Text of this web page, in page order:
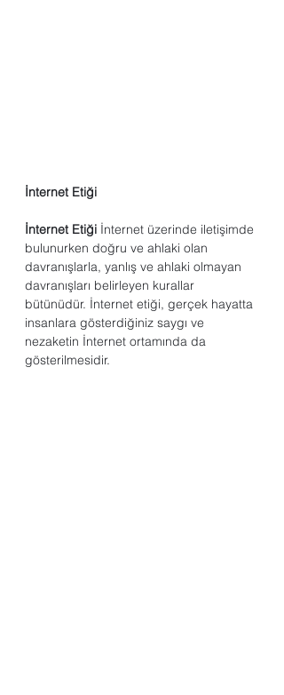
İnternet Etiği
İnternet Etiği İnternet üzerinde iletişimde
bulunurken doğru ve ahlaki olan
davranışlarla, yanlış ve ahlaki olmayan
davranışları belirleyen kurallar
bütünüdür. İnternet etiği, gerçek hayatta
insanlara gösterdiğiniz saygı ve
nezaketin İnternet ortamında da
gösterilmesidir.